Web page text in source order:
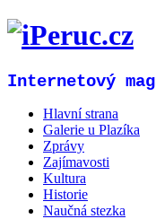
Internetový
Hlavní strana
Galerie u Plazíka
Zprávy
Zajímavosti
Kultura
Historie
Naučná stezka